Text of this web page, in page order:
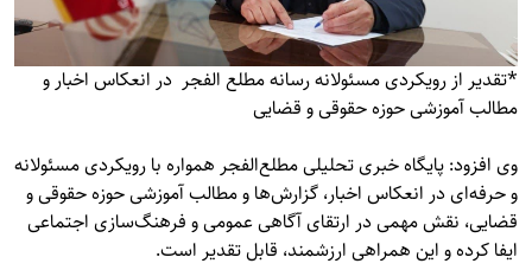
*تقدیر از رویکردی مسئولانه رسانه مطلع الفجر در انعکاس اخبار و
مطالب آموزشی حوزه حقوقی و قضایی
وی افزود: پایگاه خبری تحلیلی مطلع‌الفجر همواره با رویکردی مسئولانه
و حرفه‌ای در انعکاس اخبار، گزارش‌ها و مطالب آموزشی حوزه حقوقی و
قضایی، نقش مهمی در ارتقای آگاهی عمومی و فرهنگ‌سازی اجتماعی
ایفا کرده و این همراهی ارزشمند، قابل تقدیر است.